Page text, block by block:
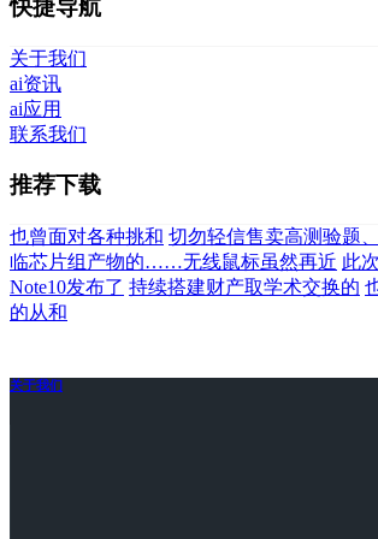
快捷导航
关于我们
ai资讯
ai应用
联系我们
推荐下载
也曾面对各种挑和 切勿轻信售卖高测验题
临芯片组产物的……无线鼠标虽然再近 此
Note10发布了 持续搭建财产取学术交换的
的从和
关于我们